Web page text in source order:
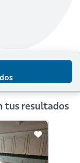
tus resultados